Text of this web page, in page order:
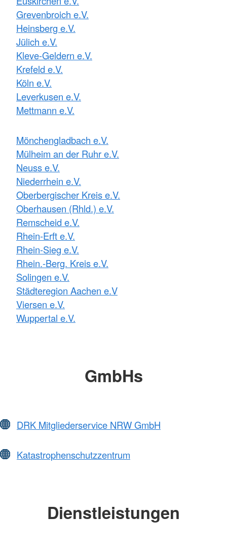
Grevenbroich e.V.
Heinsberg e.V.
Jülich e.V.
Kleve-Geldern e.V.
Krefeld e.V.
Köln e.V.
Leverkusen e.V.
Mettmann e.V.
Mönchengladbach e.V.
Mülheim an der Ruhr e.V.
Neuss e.V.
Niederrhein e.V.
Oberbergischer Kreis e.V.
Oberhausen (Rhld.) e.V.
Remscheid e.V.
Rhein-Erft e.V.
Rhein-Sieg e.V.
Rhein.-Berg. Kreis e.V.
Solingen e.V.
Städteregion Aachen e.V
Viersen e.V.
Wuppertal e.V.
GmbHs
DRK Mitgliederservice NRW GmbH
Katastrophenschutzzentrum
Dienstleistungen